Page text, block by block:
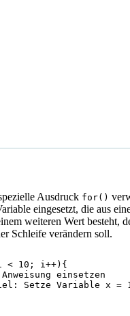
Ausdruck for()
eingesetzt, die aus
weiteren Wert besteht,
Schleife verändern soll.
10; i++){
einsetzen
Setze Variable x =